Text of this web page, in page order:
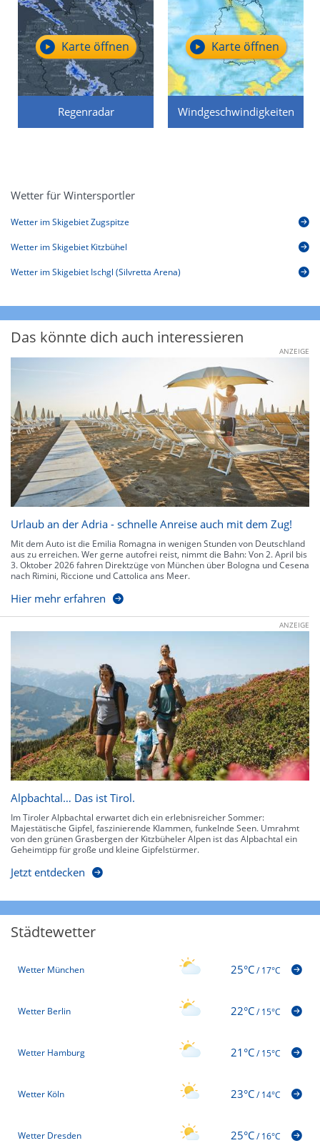
Regenradar
Karte öffnen
Windgeschwindigkeiten
Karte öffnen
Wetter für Wintersportler
Wetter im Skigebiet Zugspitze
Wetter im Skigebiet Kitzbühel
Wetter im Skigebiet Ischgl (Silvretta Arena)
Das könnte dich auch interessieren
ANZEIGE
Urlaub an der Adria - schnelle Anreise auch mit dem Zug!
Mit dem Auto ist die Emilia Romagna in wenigen Stunden von Deutschland
aus zu erreichen. Wer gerne autofrei reist, nimmt die Bahn: Von 2. April bis
3. Oktober 2026 fahren Direktzüge von München über Bologna und Cesena
nach Rimini, Riccione und Cattolica ans Meer.
Hier mehr erfahren
ANZEIGE
Alpbachtal… Das ist Tirol.
Im Tiroler Alpbachtal erwartet dich ein erlebnisreicher Sommer:
Majestätische Gipfel, faszinierende Klammen, funkelnde Seen. Umrahmt
von den grünen Grasbergen der Kitzbüheler Alpen ist das Alpbachtal ein
Geheimtipp für große und kleine Gipfelstürmer.
Jetzt entdecken
Städtewetter
Wetter München 25°C/17°C
Wetter Berlin 22°C/15°C
Wetter Hamburg 21°C/15°C
Wetter Köln 23°C/14°C
Wetter Dresden 25°C/16°C